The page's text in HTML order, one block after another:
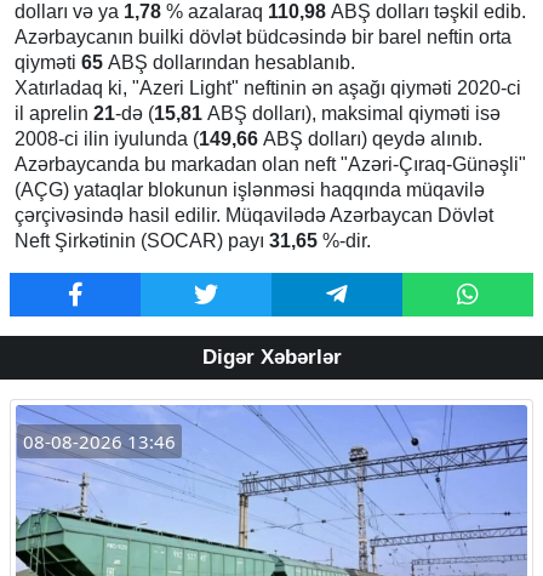
dolları və ya 1,78 % azalaraq 110,98 ABŞ dolları təşkil edib.
Azərbaycanın builki dövlət büdcəsində bir barel neftin orta
qiyməti 65 ABŞ dollarından hesablanıb.
Xatırladaq ki, "Azeri Light" neftinin ən aşağı qiyməti 2020-ci
il aprelin 21-də (15,81 ABŞ dolları), maksimal qiyməti isə
2008-ci ilin iyulunda (149,66 ABŞ dolları) qeydə alınıb.
Azərbaycanda bu markadan olan neft "Azəri-Çıraq-Günəşli"
(AÇG) yataqlar blokunun işlənməsi haqqında müqavilə
çərçivəsində hasil edilir. Müqavilədə Azərbaycan Dövlət
Neft Şirkətinin (SOCAR) payı 31,65 %-dir.
Digər Xəbərlər
08-08-2026 13:46